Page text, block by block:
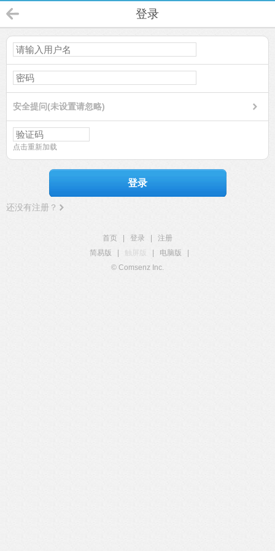
登录
安全提问(未设置请忽略)
点击重新加载
登录
还没有注册？
首页 登录
注册
简易版
触屏版 电脑版
© Comsenz Inc.